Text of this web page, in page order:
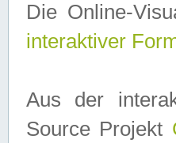
Die Online-
interaktiver
Aus der
Source Projekt